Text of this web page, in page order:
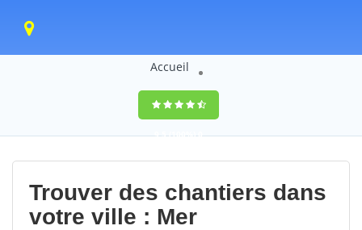
Accueil
9,5(100%)0
votes
Trouver des chantiers dans
votre ville : Mer